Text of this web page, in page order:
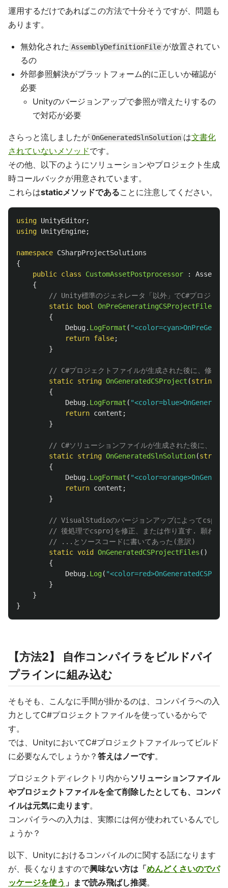
運用するだけであればこの方法で十分そうですが、問題も
あります。
無効化された AssemblyDefinitionFile が放置されてい
るの
外部参照解決がプラットフォーム的に正しいか確認が
必要
Unityのバージョンアップで参照が増えたりするの
で対応が必要
さらっと流しましたが OnGeneratedSlnSolution は文書化
されていないメソッドです。
その他、以下のようにソリューションやプロジェクト生成
時コールバックが用意されています。
これらはstaticメソッドであることに注意してください。
using UnityEditor;
using UnityEngine;
namespace CSharpProjectSolutions
{
public class CustomAssetPostprocessor :
{
// Unity標準のジェネレータ「以外」でC#プロジェ
static
bool OnPreGeneratingCSProjectFiles
{
Debug. LogFormat (
return false;
}
// C#プロジェクトファイルが生成された後に、修正
static string OnGeneratedCSProject (string
{
Debug. LogFormat (
return content ;
}
// C#ソリューションファイルが生成された後に、修
static string OnGeneratedSlnSolution(string
{
Debug. LogFormat (
return content ;
}
// VisualStudioのバージョンアップによってcsproj
// 後処理でcsprojを修正、または作り直す. 願わく
// ...とソースコードに書いてあった(意訳)
static void OnGeneratedCSProjectFiles ()
{
Debug. Log(
}
}
}
【方法2】 自作コンパイラをビルドパイ
プラインに組み込む
そもそも、こんなに手間が掛かるのは、コンパイラへの入
力としてC#プロジェクトファイルを使っているからで
す。
では、UnityにおいてC#プロジェクトファイルってビルド
に必要なんでしょうか？ 答えはノーです。
プロジェクトディレクトリ内から ソリューションファイル
やプロジェクトファイルを全て削除したとしても、コンパ
イルは元気に走ります。
コンパイラへの入力は、実際には何が使われているんでし
ょうか？
以下、Unityにおけるコンパイルのに関する話になります
が、長くなりますので興味ない方は「めんどくさいのでパ
ッケージを使う 」まで読み飛ばし推奨。